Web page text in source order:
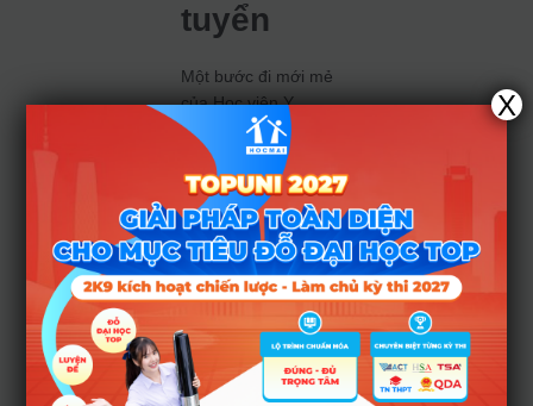
tuyển
Một bước đi mới mẻ
của Học viện Y
Dược học cổ truyền
Việt Nam trong năm
2026 là việc đưa tổ
hợp D35 (Toán,
Sinh, Tiếng Trung)
vào xét tuyển
ngành Y học cổ
sung này nâng tổng
số tổ hợp lên con
số 10, giúp thí sinh
X